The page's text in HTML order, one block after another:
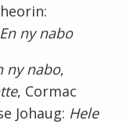
En ny nabo
ny nabo,
, Cormac
Johaug: Hele